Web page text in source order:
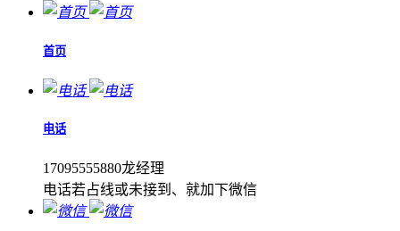
首页
电话
17095555880龙经理
电话若占线或未接到、就加下微信